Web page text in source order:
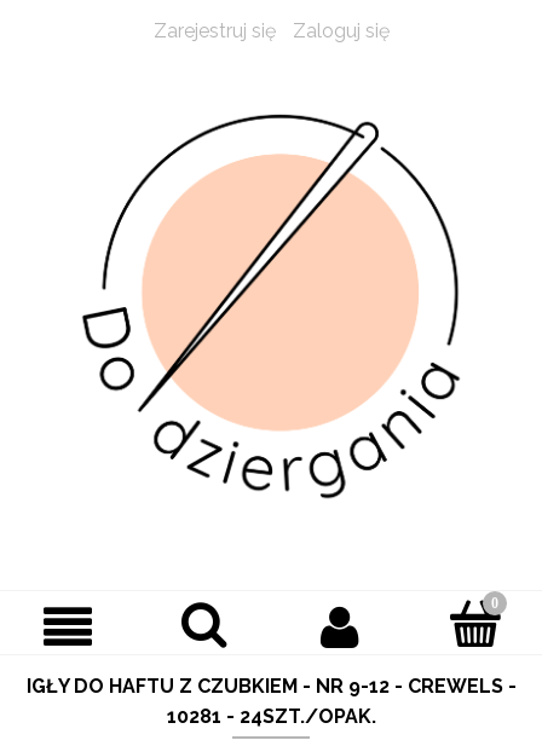
Zarejestruj się Zaloguj się
IGŁY DO HAFTU Z CZUBKIEM - NR 9-12 - CREWELS -
10281 - 24SZT./OPAK.